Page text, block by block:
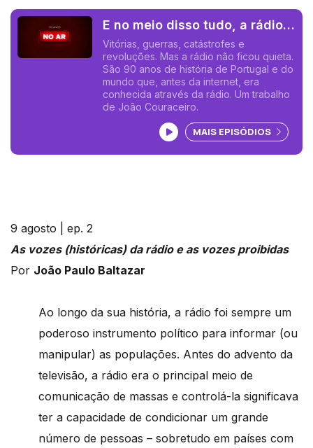
E no meio disso tudo, a rádio
não se calava
Vitórias, guerras, catástrofes e
revoluções. Mas a rádio não ficou quieta.
São 90 anos de história de Portugal e do
mundo que, antes da internet, era
conhecida através da rádio. Um trabalho
de João Couraceiro.
Ouvir podcast
MAIS EPISÓDIOS
9 agosto | ep. 2
As vozes (históricas) da rádio e as vozes proibidas
Por João Paulo Baltazar
Ao longo da sua história, a rádio foi sempre um
poderoso instrumento político para informar (ou
manipular) as populações. Antes do advento da
televisão, a rádio era o principal meio de
comunicação de massas e controlá-la significava
ter a capacidade de condicionar um grande
número de pessoas – sobretudo em países com